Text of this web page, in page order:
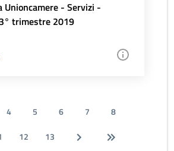
Unioncamere - Servizi -
trimestre 2019
4 5 6 7
8
12 13